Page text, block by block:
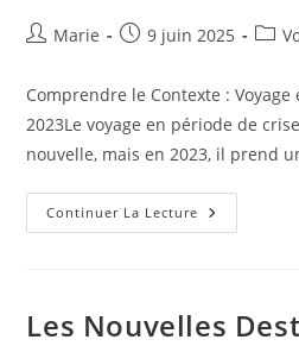
Auteur/autrice
la
publication :
Marie
Publication
9 juin 2025
Post
Comprendre le Contexte :
2023Le voyage en période de
nouvelle, mais en 2023, il prend
Continuer La Lecture Voyager
En
Conseils
Et
Les Nouvelles